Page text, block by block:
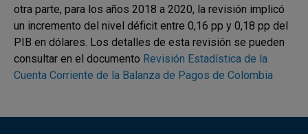
Con respecto al primer trimestre del año 2025, el
déficit corriente del primer trimestre del 2026 es
inferior en USD 91 m (0,33 pp. del PIB),
comportamiento que se explica por el aumento en los
ingresos netos por transferencias corrientes y la
fue compensado parcialmente por los mayores
otra parte, para los años 2018 a 2020, la revisión implicó
un incremento del nivel déficit entre 0,16 pp y 0,18 pp del
PIB en dólares. Los detalles de esta revisión se pueden
consultar en el documento Revisión Estadística de la
Cuenta Corriente de la Balanza de Pagos de Colombia